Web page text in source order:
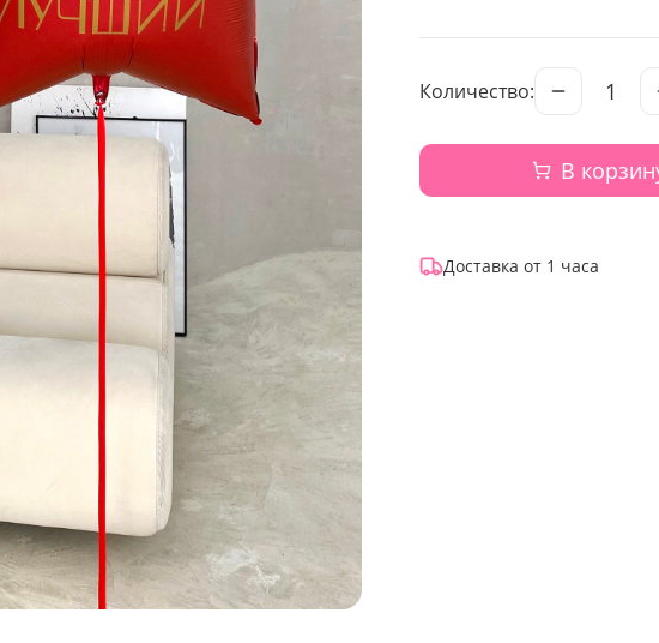
Количество: 1
В
Доставка от 1 часа